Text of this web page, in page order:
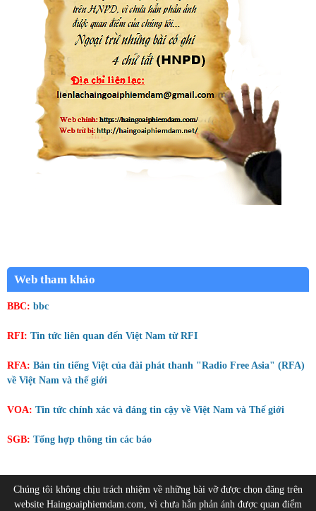
Web tham khảo
BBC: bbc
RFI: Tin tức liên quan đến Việt Nam từ RFI
RFA: Bản tin tiếng Việt của đài phát thanh "Radio Free Asia" (RFA)
về Việt Nam và thế giới
VOA: Tin tức chính xác và đáng tin cậy về Việt Nam và Thế giới
SGB: Tổng hợp thông tin các báo
Chúng tôi không chịu trách nhiệm về những bài vỡ được chọn đăng trên
website Haingoaiphiemdam.com, vì chưa hẳn phản ánh được quan điểm